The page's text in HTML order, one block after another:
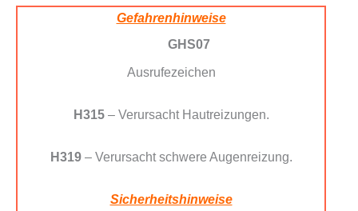
Gefahrenhinweise
GHS07
Ausrufezeichen
H315– Verursacht Hautreizungen.
H319– Verursacht schwere Augenreizung.
Sicherheitshinweise